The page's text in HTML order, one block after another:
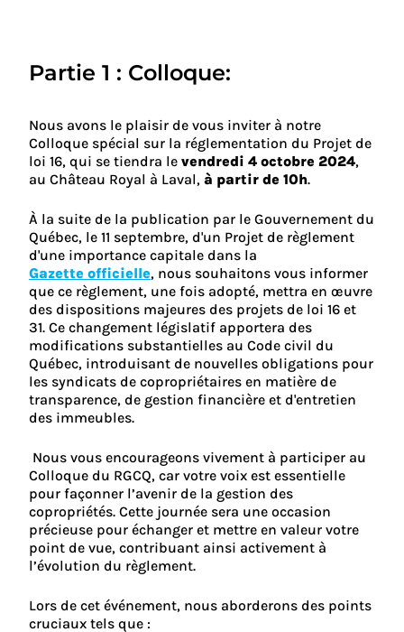
Partie 1 : Colloque:
Nous avons le plaisir de vous inviter à notre
Colloque spécial sur la réglementation du Projet de
loi 16, qui se tiendra le vendredi 4 octobre 2024,
au Château Royal à Laval, à partir de 10h.
À la suite de la publication par le Gouvernement du
Québec, le 11 septembre, d'un Projet de règlement
d'une importance capitale dans la
Gazette officielle, nous souhaitons vous informer
que ce règlement, une fois adopté, mettra en œuvre
des dispositions majeures des projets de loi 16 et
31. Ce changement législatif apportera des
modifications substantielles au Code civil du
Québec, introduisant de nouvelles obligations pour
les syndicats de copropriétaires en matière de
transparence, de gestion financière et d'entretien
des immeubles.
Nous vous encourageons vivement à participer au
Colloque du RGCQ, car votre voix est essentielle
pour façonner l’avenir de la gestion des
copropriétés. Cette journée sera une occasion
précieuse pour échanger et mettre en valeur votre
point de vue, contribuant ainsi activement à
l’évolution du règlement.
Lors de cet événement, nous aborderons des points
cruciaux tels que :